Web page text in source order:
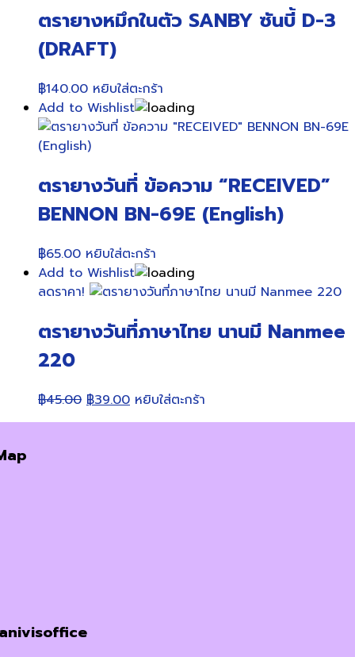
ตรายางหมึกในตัว SANBY ซันบี้ D-3
(DRAFT)
฿140.00 หยิบใส่ตะกร้า
Add to Wishlist
ตรายางวันที่ ข้อความ “RECEIVED”
BENNON BN-69E (English)
฿65.00 หยิบใส่ตะกร้า
Add to Wishlist
ลดราคา!
ตรายางวันที่ภาษาไทย นานมี Nanmee
220
฿45.00 Original
price
฿39.00Current
price
หยิบใส่ตะกร้า